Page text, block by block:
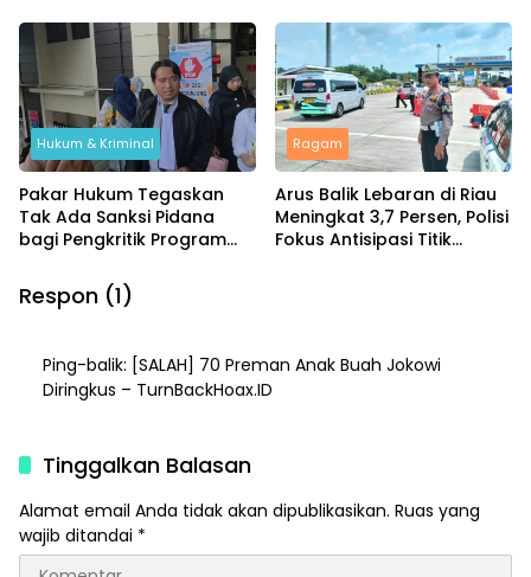
Hukum & Kriminal
Pakar Hukum Tegaskan
Tak Ada Sanksi Pidana
bagi Pengkritik Program
Ragam
Arus Balik Lebaran di Riau
Meningkat 3,7 Persen, Polisi
Fokus Antisipasi Titik
Respon (1)
Ping-balik: [SALAH] 70 Preman Anak Buah Jokowi
Diringkus – TurnBackHoax.ID
Tinggalkan Balasan
Alamat email Anda tidak akan dipublikasikan. Ruas yang
wajib ditandai *